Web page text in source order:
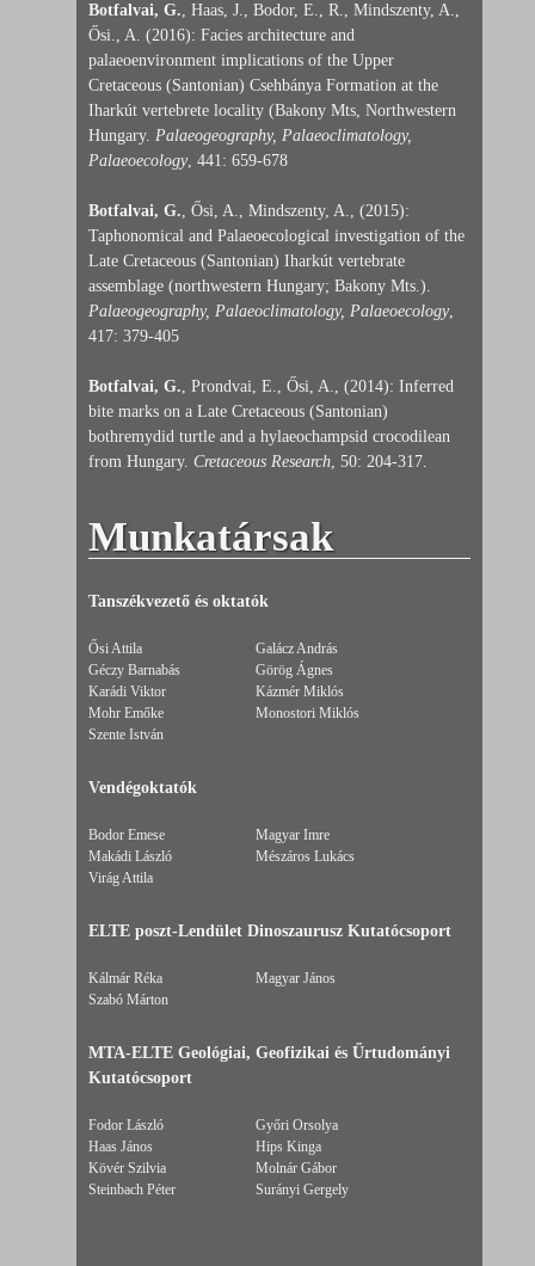
Botfalvai, G., Haas, J., Bodor, E., R., Mindszenty, A.,
Ősi., A. (2016): Facies architecture and
palaeoenvironment implications of the Upper
Cretaceous (Santonian) Csehbánya Formation at the
Iharkút vertebrete locality (Bakony Mts, Northwestern
Hungary. Palaeogeography, Palaeoclimatology,
Palaeoecology, 441: 659-678
Botfalvai, G., Ősi, A., Mindszenty, A., (2015):
Taphonomical and Palaeoecological investigation of the
Late Cretaceous (Santonian) Iharkút vertebrate
assemblage (northwestern Hungary; Bakony Mts.).
Palaeogeography, Palaeoclimatology, Palaeoecology,
417: 379-405
Botfalvai, G., Prondvai, E., Ősi, A., (2014): Inferred
bite marks on a Late Cretaceous (Santonian)
bothremydid turtle and a hylaeochampsid crocodilean
from Hungary. Cretaceous Research, 50: 204-317.
Munkatársak
Tanszékvezető és oktatók
Ősi Attila
Galácz András
Géczy Barnabás
Görög Ágnes
Karádi Viktor
Kázmér Miklós
Mohr Emőke
Monostori Miklós
Szente István
Vendégoktatók
Bodor Emese
Magyar Imre
Makádi László
Mészáros Lukács
Virág Attila
ELTE poszt-Lendület Dinoszaurusz Kutatócsoport
Kálmár Réka
Magyar János
Szabó Márton
MTA-ELTE Geológiai, Geofizikai és Űrtudományi
Kutatócsoport
Fodor László
Győri Orsolya
Haas János
Hips Kinga
Kövér Szilvia
Molnár Gábor
Steinbach Péter
Surányi Gergely